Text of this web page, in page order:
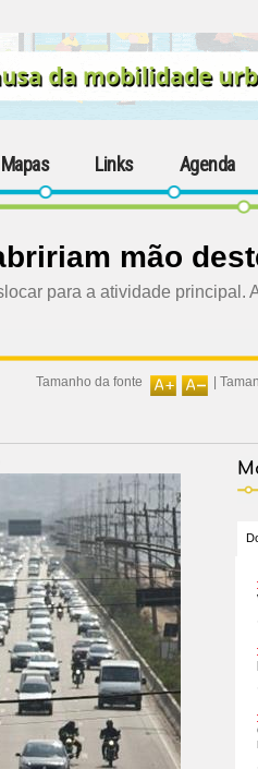
Mapas Links Agenda
mão
para a atividade principal.
Tamanho da fonte